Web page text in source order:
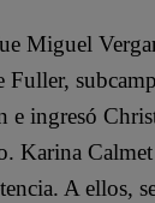
Miguel
e ingresó
Karina
A ellos,